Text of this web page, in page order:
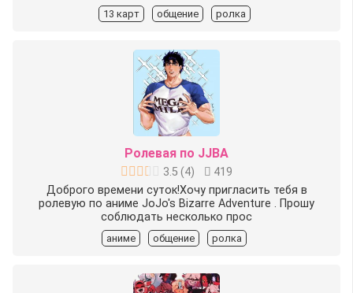
13 карт общение ролка
Ролевая по JJBA
3.5 (4)
419
Доброго времени суток!Хочу пригласить тебя в
ролевую по аниме JoJo's Bizarre Adventure . Прошу
соблюдать несколько прос
аниме общение ролка